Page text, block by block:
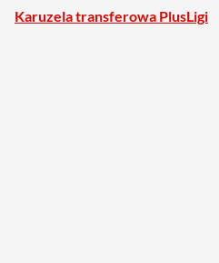
Karuzela transferowa PlusLigi